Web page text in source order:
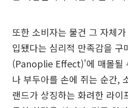
또한 소비자는 물건 그 자체
입됐다는 심리적 만족감을 구
(Panoplie Effect)'에 매몰될
나 부두아를 손에 쥐는 순간,
랜드가 상징하는 화려한 라이